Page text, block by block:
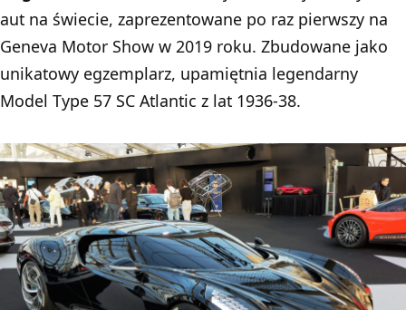
aut na świecie, zaprezentowane po raz pierwszy na
Geneva Motor Show w 2019 roku. Zbudowane jako
unikatowy egzemplarz, upamiętnia legendarny
Model Type 57 SC Atlantic z lat 1936-38.